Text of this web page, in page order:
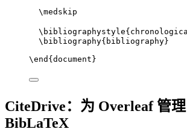
\medskip
\bibliographystyle
\bibliography{bibliography}
\end { document }
CiteDrive：为 Overleaf 管
BibLaTeX